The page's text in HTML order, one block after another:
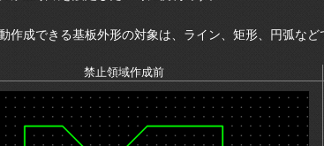
作成できる基板外形の対象は、ライン、矩形、円弧など
禁止領域作成前